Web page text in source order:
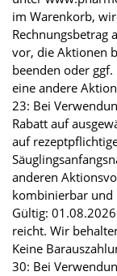
im Warenkorb,
Rechnungsbetrag
vor, die Aktionen
beenden oder
eine andere
23: Bei
Rabatt auf
auf
anderen
kombinierbar und
Gültig:
reicht. Wir
Keine
30: Bei